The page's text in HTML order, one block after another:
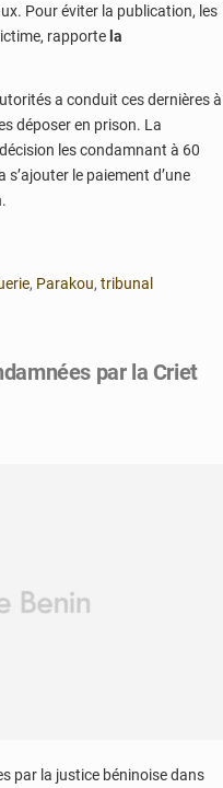
Pour éviter la publication, les
rapporte la
a conduit ces dernières à
déposer en prison. La
les condamnant à 60
le paiement d’une
, Parakou, tribunal
par la Criet
par la justice béninoise dans